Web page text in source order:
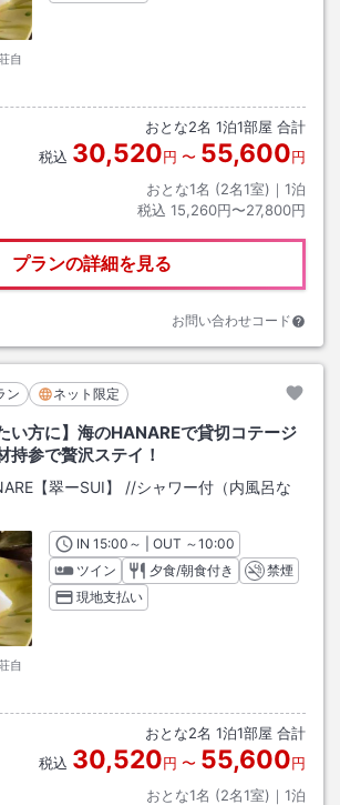
自
おとな2名 1泊1部屋 合計
税込 30,520円 〜 55,600円
おとな1名 (2名1室)｜ 1泊
税込 15,260円〜27,800円
プランの詳細を見る
お問い合わせコード
ン ネット限定
い方に】海のHANAREで貸切コテージ
持参で贅沢ステイ！
【翠ーSUI】 //シャワー付（内風呂な
自
INチェックイン
15:00 ～ | OUT チェックアウト
～10:00
ツイン
夕食/朝食付き
禁煙
現地支払い
おとな2名 1泊1部屋 合計
税込 30,520円 〜 55,600円
おとな1名 (2名1室)｜ 1泊